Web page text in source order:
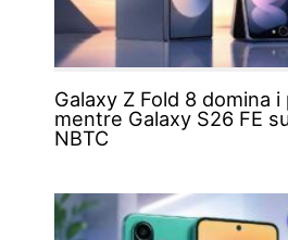
Galaxy Z Fold 8 domina
mentre Galaxy S26 FE
NBTC